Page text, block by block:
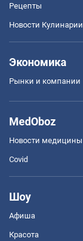
Рецепты
Новости Кулинарии
Экономика
Рынки и компании
MedOboz
Новости медицины
Covid
Шоу
Афиша
Красота